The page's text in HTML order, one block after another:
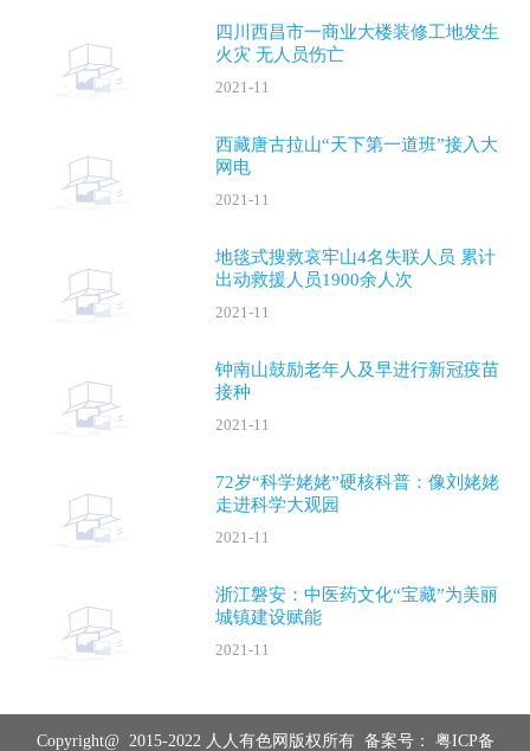
四川西昌市一商业大楼装修工地发生
火灾 无人员伤亡
2021-11
西藏唐古拉山“天下第一道班”接入大
网电
2021-11
地毯式搜救哀牢山4名失联人员 累计
出动救援人员1900余人次
2021-11
钟南山鼓励老年人及早进行新冠疫苗
接种
2021-11
72岁“科学姥姥”硬核科普：像刘姥姥
走进科学大观园
2021-11
浙江磐安：中医药文化“宝藏”为美丽
城镇建设赋能
2021-11
Copyright@ 2015-2022 人人有色网版权所有 备案号： 粤ICP备